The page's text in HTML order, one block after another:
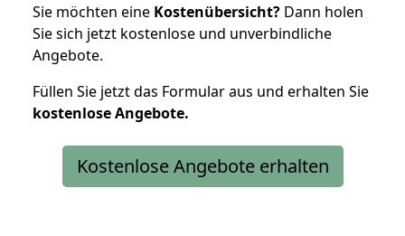
Sie möchten eine Kostenübersicht? Dann holen
Sie sich jetzt kostenlose und unverbindliche
Angebote.
Füllen Sie jetzt das Formular aus und erhalten Sie
kostenloseAngebote.
Kostenlose Angebote erhalten